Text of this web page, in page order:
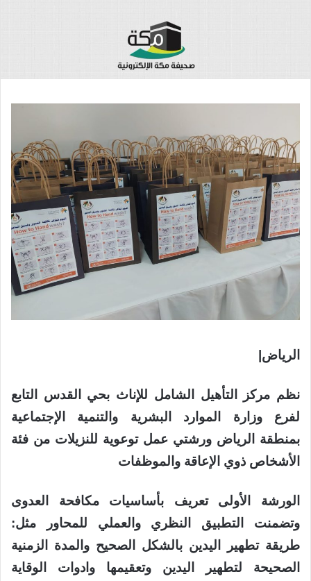
الرياض|
نظم مركز التأهيل الشامل للإناث بحي القدس التابع
لفرع وزارة الموارد البشرية والتنمية الإجتماعية
بمنطقة الرياض ورشتي عمل توعوية للنزيلات من فئة
الأشخاص ذوي الإعاقة والموظفات
الورشة الأولى تعريف بأساسيات مكافحة العدوى
وتضمنت التطبيق النظري والعملي للمحاور مثل:
طريقة تطهير اليدين بالشكل الصحيح والمدة الزمنية
الصحيحة لتطهير اليدين وتعقيمها وادوات الوقاية